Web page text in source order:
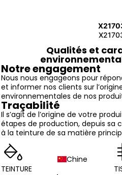
Qualités et
Notre engagement
Nous nous engageons pour
et informer nos clients sur
environnementales de nos
Traçabilité
Il s’agit de l’origine de votre
étapes de production, depuis sa
à la teinture de sa matière
TEINTURE
Chine